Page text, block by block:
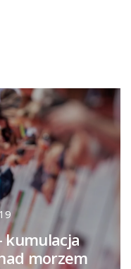
kumulacja
morzem